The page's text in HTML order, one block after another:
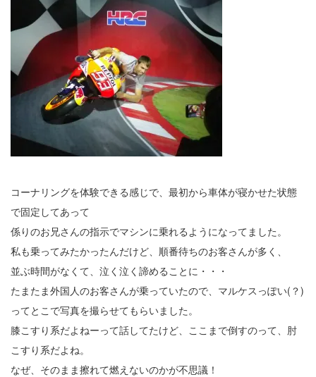
コーナリングを体験できる感じで、最初から車体が寝かせた状態
で固定してあって
係りのお兄さんの指示でマシンに乗れるようになってました。
私も乗ってみたかったんだけど、順番待ちのお客さんが多く、
並ぶ時間がなくて、泣く泣く諦めることに・・・
たまたま外国人のお客さんが乗っていたので、マルケスっぽい(？)
ってとこで写真を撮らせてもらいました。
膝こすり系だよねーって話してたけど、ここまで倒すのって、肘
こすり系だよね。
なぜ、そのまま擦れて燃えないのかが不思議！